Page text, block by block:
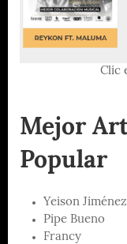
Clic
Mejor
Popular
Yeison Jiménez
Pipe Bueno
Francy